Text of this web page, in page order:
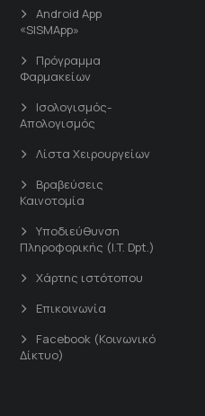
Android App
«SISMApp»
Πρόγραμμα
Φαρμακείων
Ισολογισμός-
Απολογισμός
Λίστα Χειρουργείων
Βραβεύσεις
Καινοτομία
Υποδιεύθυνση
Πληροφορικής (I.T. Dpt.)
Χάρτης ιστότοπου
Επικοινωνία
Facebook (Κοινωνικό
Δίκτυο)